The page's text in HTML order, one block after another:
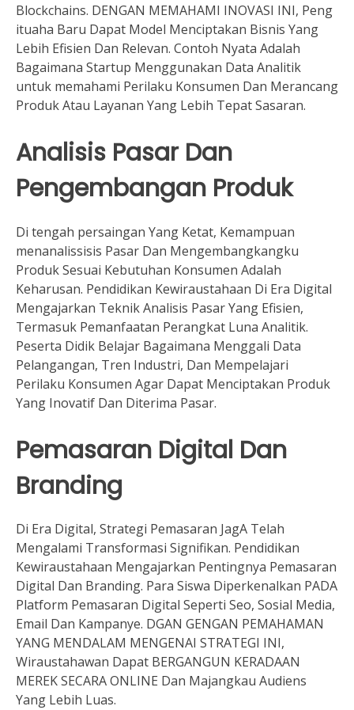
Blockchains. DENGAN MEMAHAMI INOVASI INI, Peng
ituaha Baru Dapat Model Menciptakan Bisnis Yang
Lebih Efisien Dan Relevan. Contoh Nyata Adalah
Bagaimana Startup Menggunakan Data Analitik
untuk memahami Perilaku Konsumen Dan Merancang
Produk Atau Layanan Yang Lebih Tepat Sasaran.
Analisis Pasar Dan
Pengembangan Produk
Di tengah persaingan Yang Ketat, Kemampuan
menanalissisis Pasar Dan Mengembangkangku
Produk Sesuai Kebutuhan Konsumen Adalah
Keharusan. Pendidikan Kewiraustahaan Di Era Digital
Mengajarkan Teknik Analisis Pasar Yang Efisien,
Termasuk Pemanfaatan Perangkat Luna Analitik.
Peserta Didik Belajar Bagaimana Menggali Data
Pelangangan, Tren Industri, Dan Mempelajari
Perilaku Konsumen Agar Dapat Menciptakan Produk
Yang Inovatif Dan Diterima Pasar.
Pemasaran Digital Dan
Branding
Di Era Digital, Strategi Pemasaran JagA Telah
Mengalami Transformasi Signifikan. Pendidikan
Kewiraustahaan Mengajarkan Pentingnya Pemasaran
Digital Dan Branding. Para Siswa Diperkenalkan PADA
Platform Pemasaran Digital Seperti Seo, Sosial Media,
Email Dan Kampanye. DGAN GENGAN PEMAHAMAN
YANG MENDALAM MENGENAI STRATEGI INI,
Wiraustahawan Dapat BERGANGUN KERADAAN
MEREK SECARA ONLINE Dan Majangkau Audiens
Yang Lebih Luas.